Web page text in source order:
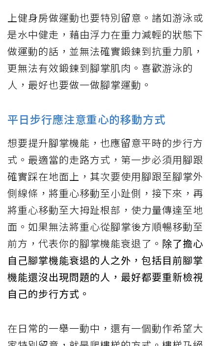
上健身房做運動也要特別留意。諸如游泳或
是水中健走，藉由浮力在重力減輕的狀態下
做運動的話，並無法確實鍛鍊到抗重力肌，
更無法有效鍛鍊到腳掌肌肉。喜歡游泳的
人，最好也要做一做腳掌運動。
平日步行應注意重心的移動方式
想要提升腳掌機能，也應留意平時的步行方
式。最適當的走路方式，第一步必須用腳跟
確實踩在地面上，其次要使用腳跟至腳掌外
側線條，將重心移動至小趾側，接下來，再
將重心移動至大拇趾根部，使力量傳達至地
面。如果無法將重心從腳掌後方順暢移動至
前方，代表你的腳掌機能衰退了。 除了擔心
自己腳掌機能衰退的人之外，包括目前腳掌
機能還沒出現問題的人，最好都要重新檢視
自己的步行方式。
在日常的一舉一動中，還有一個動作希望大